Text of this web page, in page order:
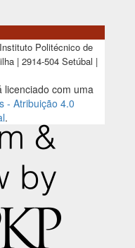
Politécnico de
| 2914-504 Setúbal |
com uma
- Atribuição 4.0
.